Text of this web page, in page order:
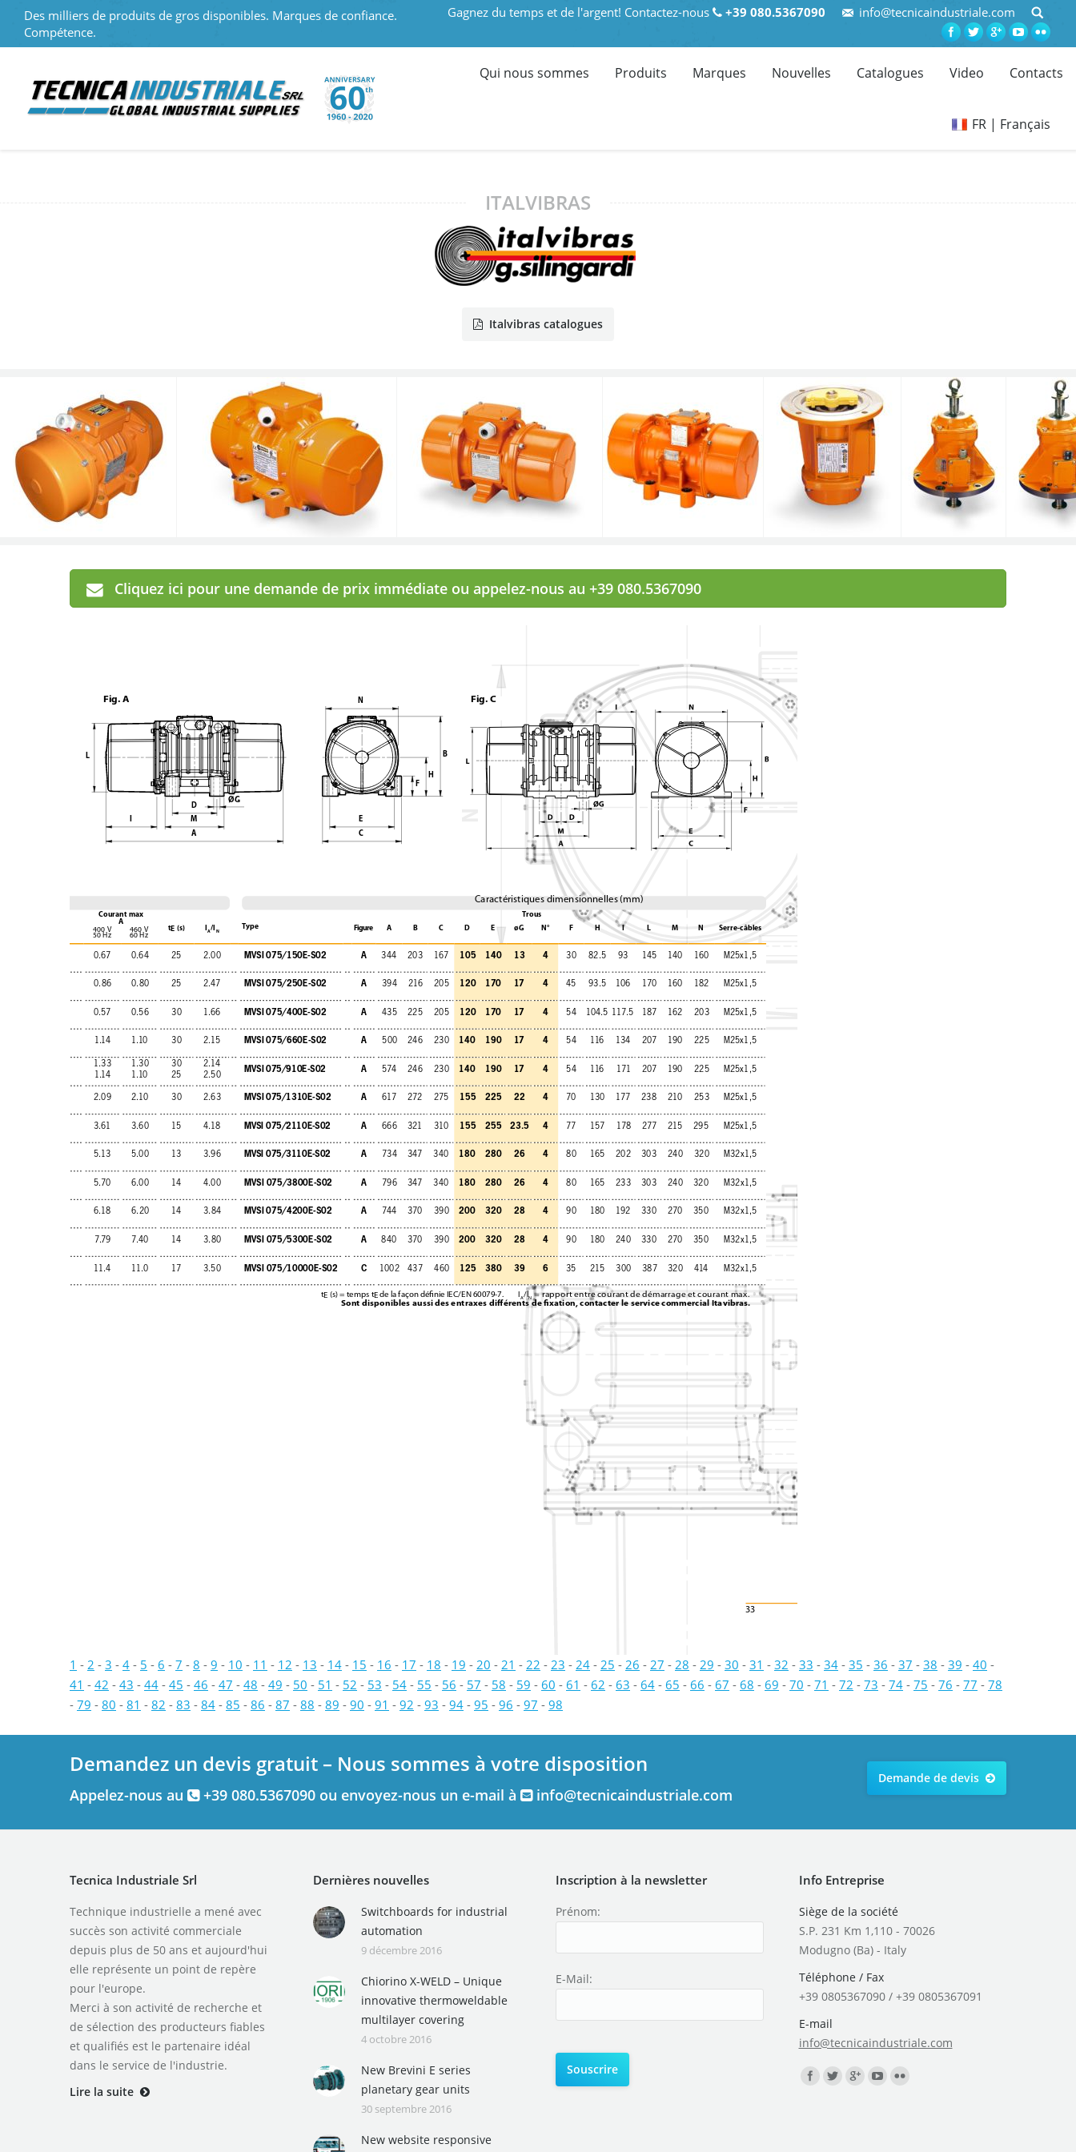
Des milliers de produits de gros disponibles. Marques de confiance.
Compétence.
Gagnez du temps et de l'argent! Contactez-nous +39 080.5367090 info@tecnicaindustriale.com
Qui nous sommes Produits Marques Nouvelles Catalogues Video Contacts
FR | Français
ITALVIBRAS
Italvibras catalogues
Cliquez ici pour une demande de prix immédiate ou appelez-nous au +39 080.5367090
33
0.67 0.64 25 2.00 MVSI 075/150E-S02 A 344 203 167 105 140 13 4 30 82.5 93 145 140 160 M25x1,5
0.86 0.80 25 2.47 MVSI 075/250E-S02 A 394 216 205 120 170 17 4 45 93.5 106 170 160 182 M25x1,5
0.57 0.56 30 1.66 MVSI 075/400E-S02 A 435 225 205 120 170 17 4 54 104.5 117.5 187 162 203 M25x1,5
1.14 1.10 30 2.15 MVSI 075/660E-S02 A 500 246 230 140 190 17 4 54 116 134 207 190 225 M25x1,5
1.33
1.14
1.30
1.10
30
25
2.14
2.50
MVSI 075/910E-S02 A 574 246 230 140 190 17 4 54 116 171 207 190 225 M25x1,5
2.09 2.10 30 2.63 MVSI 075/1310E-S02 A 617 272 275 155 225 22 4 70 130 177 238 210 253 M25x1,5
3.61 3.60 15 4.18 MVSI 075/2110E-S02 A 666 321 310 155 255 23.5 4 77 157 178 277 215 295 M25x1,5
5.13 5.00 13 3.96 MVSI 075/3110E-S02 A 734 347 340 180 280 26 4 80 165 202 303 240 320 M32x1,5
5.70 6.00 14 4.00 MVSI 075/3800E-S02 A 796 347 340 180 280 26 4 80 165 233 303 240 320 M32x1,5
6.18 6.20 14 3.84 MVSI 075/4200E-S02 A 744 370 390 200 320 28 4 90 180 192 330 270 350 M32x1,5
7.79 7.40 14 3.80 MVSI 075/5300E-S02 A 840 370 390 200 320 28 4 90 180 240 330 270 350 M32x1,5
11.4 11.0 17 3.50 MVSI 075/10000E-S02 C 1002 437 460 125 380 39 6 35 215 300 387 320 414 M32x1,5
I
A
F
H
B
C
N
M
D
ØG
L
E
Courant max
A
tE (s) A/l N
400 V
50 Hz
460 V
60 Hz
tE (s) = temps tEde la façon déﬁnie IEC/EN 60079-7. IA/lN = rapport entre courant de démarrage et courant max.
Sont disponibles aussi des entraxes diﬀérents de ﬁxation, contacter le service commercial Itavibras.
Type
Caractéristiques dimensionnelles (mm)
Trous
Figure
A B C D E øG N° F H I L M N Serre-câbles
Fig. C
Fig. A
1 - 2 - 3 - 4 - 5 - 6 - 7 - 8 - 9 - 10 - 11 - 12 - 13 - 14 - 15 - 16 - 17 - 18 - 19 - 20 - 21 - 22 - 23 - 24 - 25 - 26 - 27 - 28 - 29 - 30 - 31 - 32 - 33 - 34 - 35 - 36 - 37 - 38 - 39 - 40 -
41 - 42 - 43 - 44 - 45 - 46 - 47 - 48 - 49 - 50 - 51 - 52 - 53 - 54 - 55 - 56 - 57 - 58 - 59 - 60 - 61 - 62 - 63 - 64 - 65 - 66 - 67 - 68 - 69 - 70 - 71 - 72 - 73 - 74 - 75 - 76 - 77 - 78
- 79 - 80 - 81 - 82 - 83 - 84 - 85 - 86 - 87 - 88 - 89 - 90 - 91 - 92 - 93 - 94 - 95 - 96 - 97 - 98
Demandez un devis gratuit – Nous sommes à votre disposition
Appelez-nous au +39 080.5367090 ou envoyez-nous un e-mail à info@tecnicaindustriale.com
Demande de devis
Tecnica Industriale Srl
Technique industrielle a mené avec
succès son activité commerciale
depuis plus de 50 ans et aujourd'hui
elle représente un point de repère
pour l'europe.
Merci à son activité de recherche et
de sélection des producteurs fiables
et qualifiés est le partenaire idéal
dans le service de l'industrie.
Lire la suite
Dernières nouvelles
Switchboards for industrial
automation
9 décembre 2016
Chiorino X-WELD – Unique
innovative thermoweldable
multilayer covering
4 octobre 2016
New Brevini E series
planetary gear units
30 septembre 2016
New website responsive
Inscription à la newsletter
Prénom:
E-Mail:
Info Entreprise
Siège de la société
S.P. 231 Km 1,110 - 70026
Modugno (Ba) - Italy
Téléphone / Fax
+39 0805367090 / +39 0805367091
E-mail
info@tecnicaindustriale.com
Trouvez nous sur :